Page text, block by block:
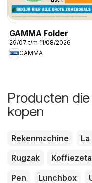
GAMMA Folder
29/07 t/m 11/08/2026
GAMMA
Producten
kopen
Rekenmachine La
Rugzak
Pen
Lunchbox